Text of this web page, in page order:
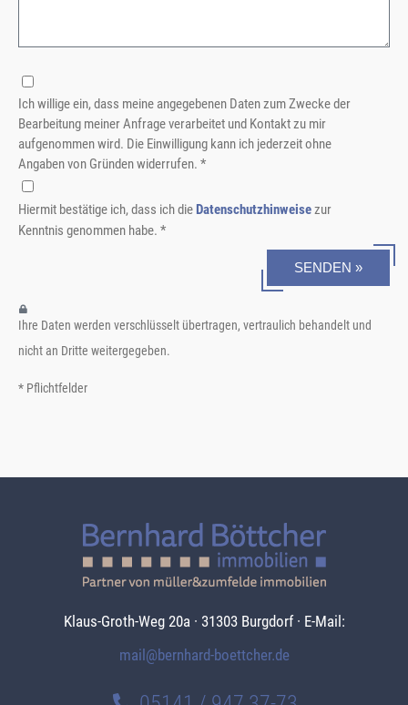
Klaus-Groth-Weg 20a · 31303 Burgdorf · E-Mail:
mail@bernhard-boettcher.de
Ich willige ein, dass meine angegebenen Daten zum Zwecke der
Bearbeitung meiner Anfrage verarbeitet und Kontakt zu mir
aufgenommen wird. Die Einwilligung kann ich jederzeit ohne
Angaben von Gründen widerrufen. *
Hiermit bestätige ich, dass ich dieDatenschutzhinweisezur
Kenntnis genommen habe. *
SENDEN »
Ihre Daten werden verschlüsselt übertragen, vertraulich behandelt und
nicht an Dritte weitergegeben.
* Pflichtfelder